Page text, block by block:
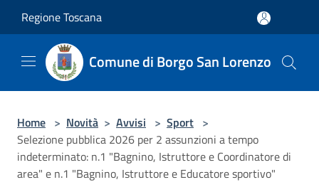
Regione Toscana
Comune di Borgo San Lorenzo
Home > Novità > Avvisi > Sport >
Selezione pubblica 2026 per 2 assunzioni a tempo
indeterminato: n.1 "Bagnino, Istruttore e Coordinatore di
area" e n.1 "Bagnino, Istruttore e Educatore sportivo"